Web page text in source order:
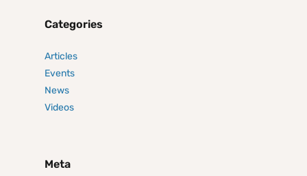
Categories
Articles
Events
News
Videos
Meta